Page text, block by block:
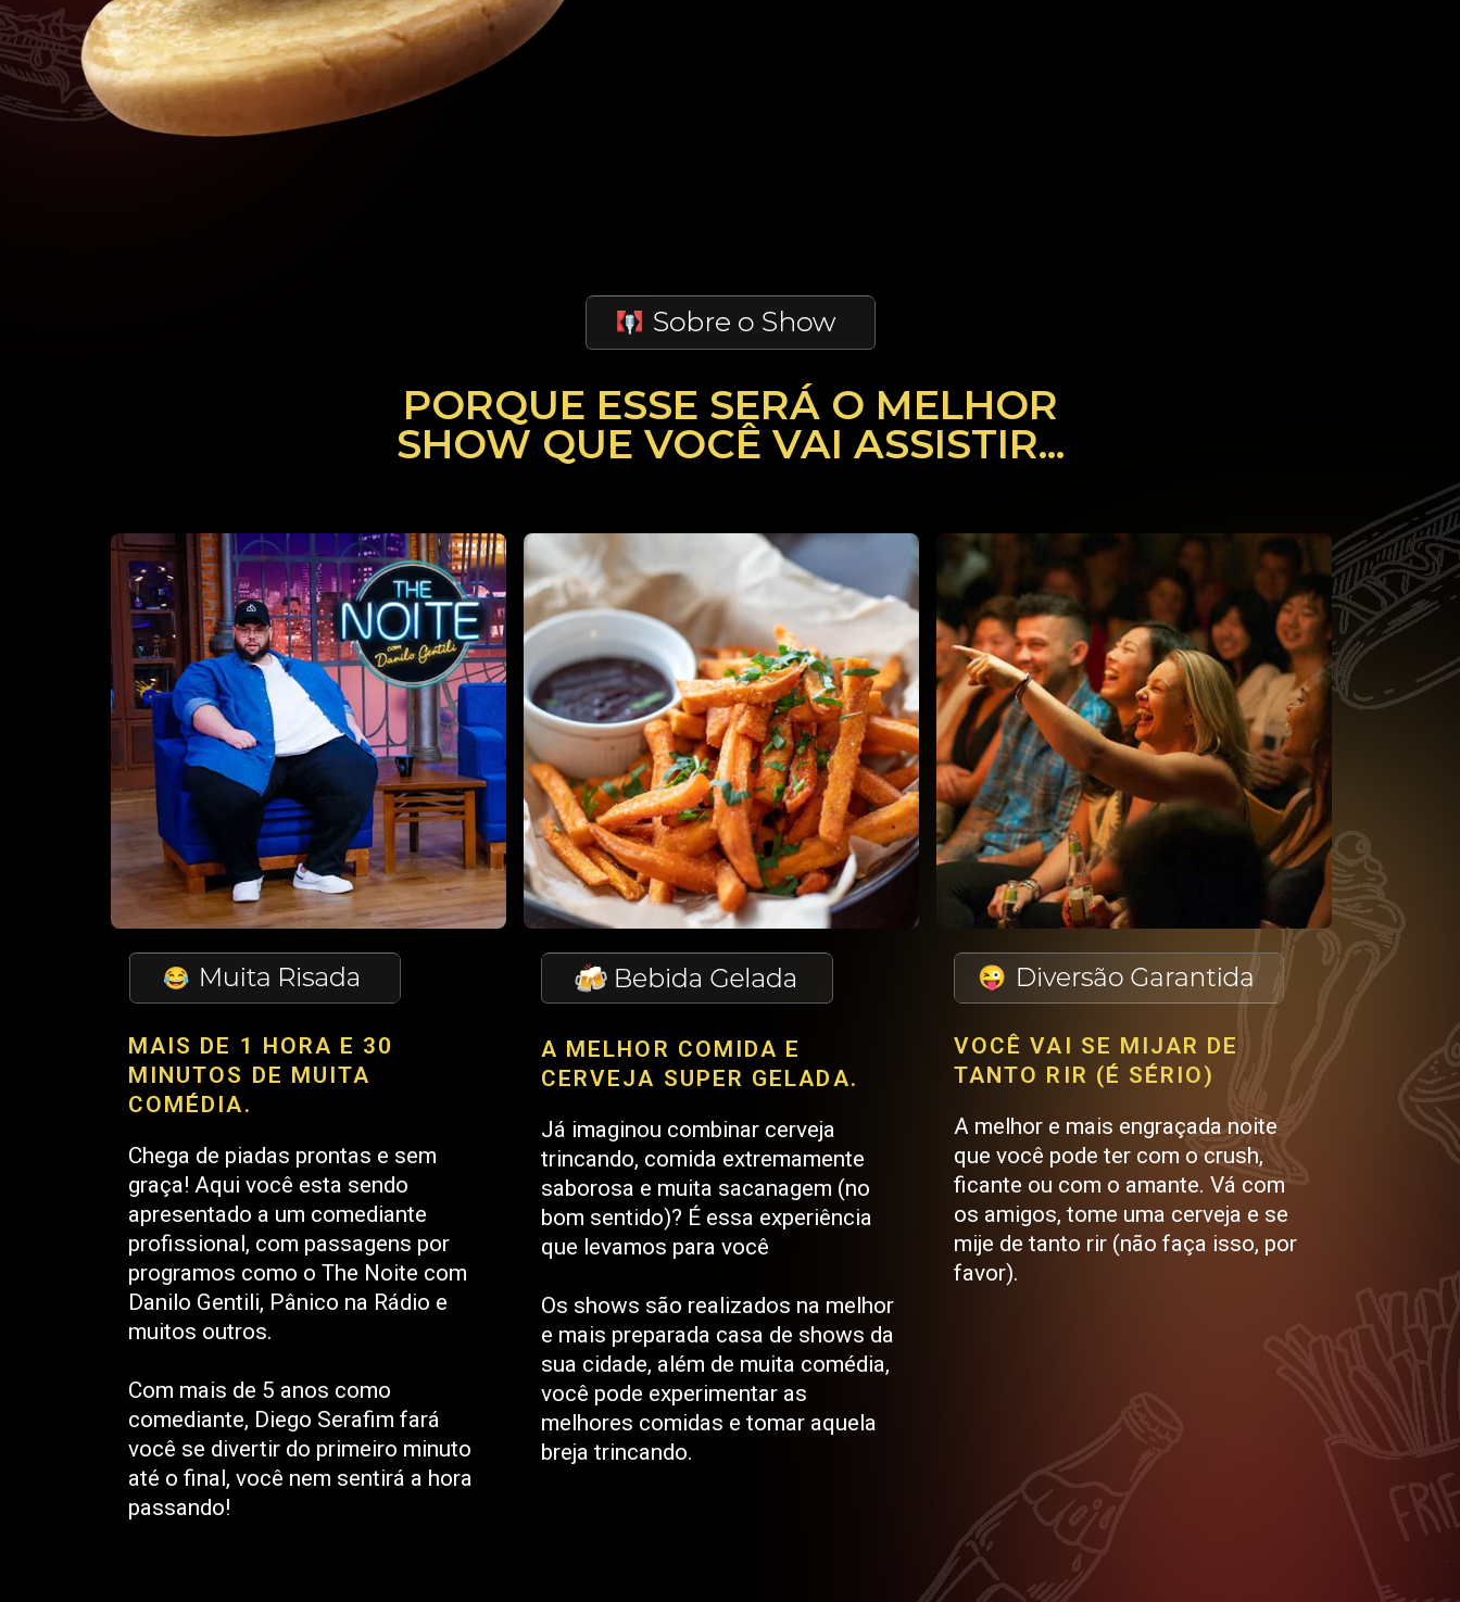
PORQUE ESSE SERÁO MELHOR
SHOW QUE VOCÊ VAI ASSISTIR...
MAIS DE 1 HORA E 30
MINUTOS DE MUITA
COMÉDIA.
Chega de piadas prontas e sem
graça! Aqui você esta sendo
apresentado a um comediante
profissional, com passagens por
programos como o The Noite com
Danilo Gentili, Pânico na Rádio e
muitos outros.
Com mais de 5 anos como
comediante, Diego Serafim fará
você se divertir do primeiro minuto
até o final, você nem sentirá a hora
passando!
A MELHOR COMIDA E
CERVEJA SUPER GELADA.
Já imaginou combinar cerveja
trincando, comida extremamente
saborosa e muita sacanagem (no
bom sentido)? É essa experiência
que levamos para você
Os shows são realizados na melhor
e mais preparada casa de shows da
sua cidade, além de muita comédia,
você pode experimentar as
melhores comidas e tomar aquela
breja trincando.
VOCÊ VAI SE MIJAR DE
TANTO RIR (É SÉRIO)
A melhor e mais engraçada noite
que você pode ter com o crush,
ficante ou com o amante. Vá com
os amigos, tome uma cerveja e se
mije de tanto rir (não faça isso, por
favor).